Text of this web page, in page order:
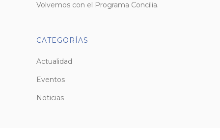
Volvemos con el Programa Concilia.
CATEGORÍAS
Actualidad
Eventos
Noticias